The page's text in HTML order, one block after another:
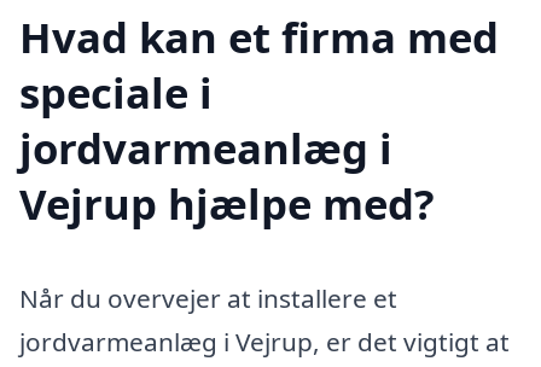
Hvad kan et firma med
speciale i
jordvarmeanlæg i
Vejrup hjælpe med?
Når du overvejer at installere et
jordvarmeanlæg i Vejrup, er det vigtigt at